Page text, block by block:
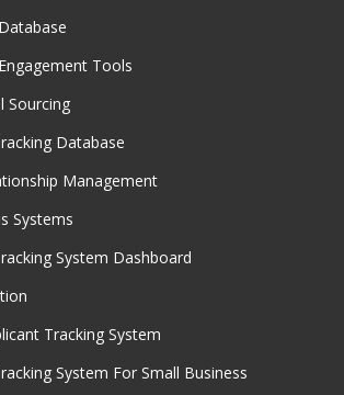
Tools
Sourcing
Database
Management
Systems
System Dashboard
Tracking System
System For Small Business